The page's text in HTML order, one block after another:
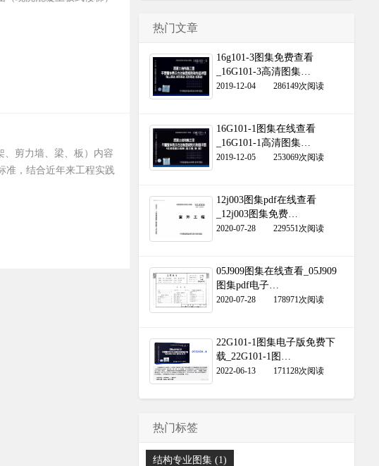
、剪力墙、梁、板）内容
准，结合近年来工程实践
热门文章
16g101-3图集免费查看
_16G101-3高清图集…
2019-12-04 286149次阅读
16G101-1图集在线查看
_16G101-1高清图集…
2019-12-05 253069次阅读
12j003图集pdf在线查看
_12j003图集免费…
2020-07-28 229551次阅读
05J909图集在线查看_05J909
图集pdf电子…
2020-07-28 178971次阅读
22G101-1图集电子版免费下
载_22G101-1图…
2022-06-13 171128次阅读
热门标签
结构专业图集 (1)